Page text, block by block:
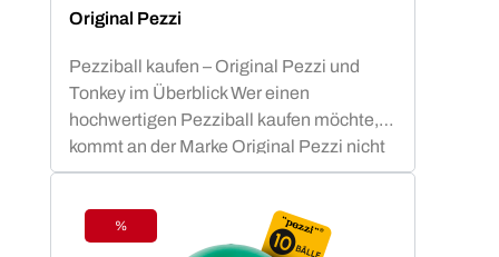
Original Pezzi
Pezziball kaufen – Original Pezzi und
Tonkey im Überblick Wer einen
hochwertigen Pezziball kaufen möchte,
kommt an der Marke Original Pezzi nicht
vorbei. Der Begriff „Pezziball“ – auch
Jahrzehnten fest mit dieser italienischen
Erfolgsmarke verbunden. Neu im
Rabatt
%